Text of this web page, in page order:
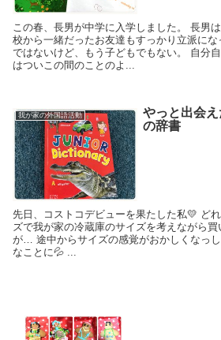
この春、長男が中学に入学しました。 長男
校から一緒だったお友達もすっかり立派に
ではないけど、もう子どもでもない。 自分
はついこの間のことのよ...
我が家の外国語活動
やっと出会
の辞書
先日、コストコデビューを果たした私💛 ど
ズで我が家の冷蔵庫のサイズを考えながら
が… 途中からサイズの感覚がおかしくなっ
なことに💦 ...